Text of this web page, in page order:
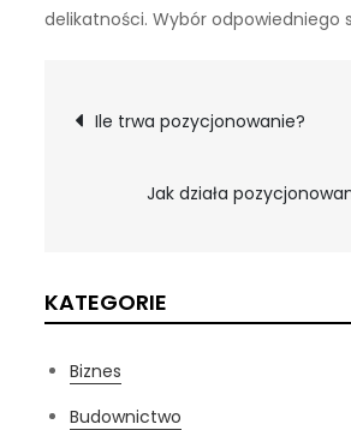
delikatności. Wybór odpowiedniego
Nawigacja
wpisu
Ile trwa pozycjonowanie?
Jak działa
KATEGORIE
Biznes
Budownictwo